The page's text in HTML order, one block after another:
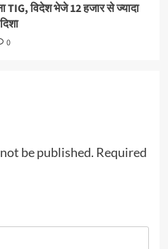
TIG, विदेश भेजे 12 हजार से ज्यादा
0
be published. Required